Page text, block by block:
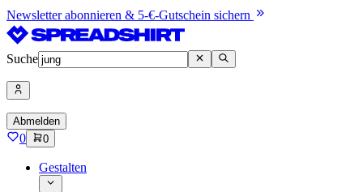
Newsletter abonnieren & 5-€-Gutschein sichern
Suche
Abmelden
0 0
Gestalten